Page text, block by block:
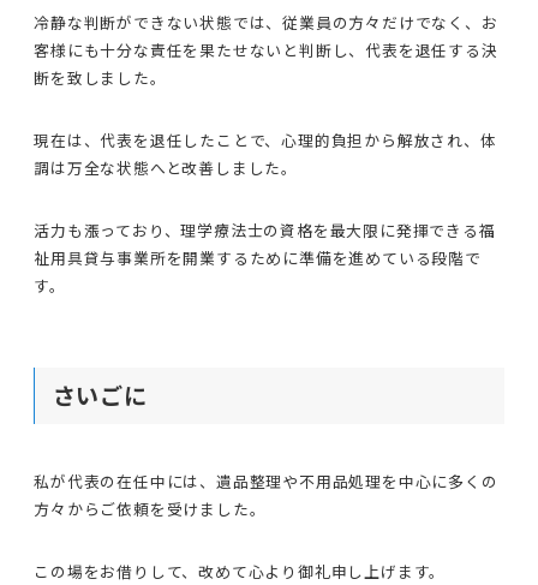
冷静な判断ができない状態では、従業員の方々だけでなく、お
客様にも十分な責任を果たせないと判断し、代表を退任する決
断を致しました。
現在は、代表を退任したことで、心理的負担から解放され、体
調は万全な状態へと改善しました。
活力も漲っており、理学療法士の資格を最大限に発揮できる福
祉用具貸与事業所を開業するために準備を進めている段階で
す。
さいごに
私が代表の在任中には、遺品整理や不用品処理を中心に多くの
方々からご依頼を受けました。
この場をお借りして、改めて心より御礼申し上げます。